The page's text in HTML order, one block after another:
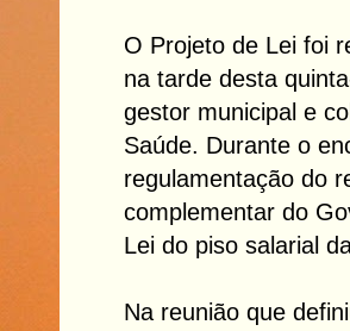
O Projeto de Lei foi
na tarde desta
gestor municipal e
Saúde. Durante o
regulamentação do
complementar do
Lei do piso salarial
Na reunião que